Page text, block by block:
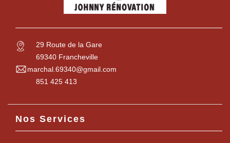
29 Route de la Gare
69340 Francheville
marchal.69340@gmail.com
851 425 413
Nos Services